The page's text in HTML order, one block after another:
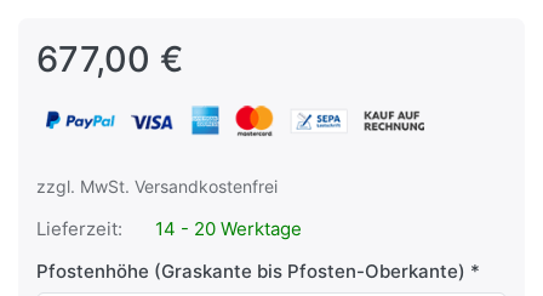
677,00 €
zzgl. MwSt. Versandkostenfrei
Lieferzeit:
14 - 20 Werktage
Pfostenhöhe (Graskante bis Pfosten-Oberkante)